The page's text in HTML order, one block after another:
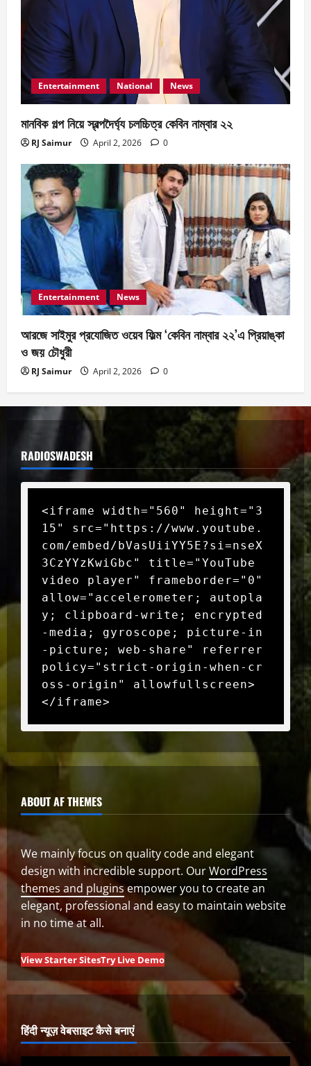
Entertainment National News
মানবিক গল্প নিয়ে স্বল্পদৈর্ঘ‍্য চলচ্চিত্র কেবিন নাম্বার ২২
RJ Saimur April 2, 2026 0
Entertainment News
আরজে সাইমুর প্রযোজিত ওয়েব ফিল্ম ‘কেবিন নাম্বার ২২’এ প্রিয়াঙ্কা
ও জয় চৌধুরী
RJ Saimur April 2, 2026 0
RADIOSWADESH
<iframe width="560" height="3
15" src="https://www.youtube.
com/embed/bVasUiiYY5E?si=nseX
3CzYYzKwiGbc" title="YouTube
video player" frameborder="0"
allow="accelerometer; autopla
y; clipboard-write; encrypted
-media; gyroscope; picture-in
-picture; web-share" referrer
policy="strict-origin-when-cr
oss-origin" allowfullscreen>
</iframe>
ABOUT AF THEMES
We mainly focus on quality code and elegant
design with incredible support. OurWordPress
themes and pluginsempower you to create an
elegant, professional and easy to maintain website
in no time at all.
View Starter SitesTry Live Demo
हिंदी न्यूज़ वेबसाइट कैसे बनाएं